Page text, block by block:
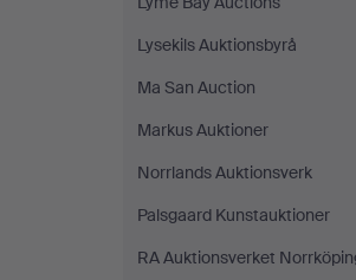
Lysekils Auktionsbyrå
Ma San Auction
Markus Auktioner
Norrlands Auktionsverk
Palsgaard Kunstauktioner
RA Auktionsverket